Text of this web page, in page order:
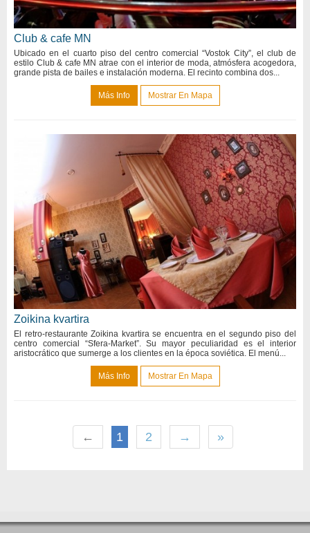
Club & cafe MN
Ubicado en el cuarto piso del centro comercial “Vostok City”, el club de
estilo Club & cafe MN atrae con el interior de moda, atmósfera acogedora,
grande pista de bailes e instalación moderna. El recinto combina dos...
Más Info Mostrar En Mapa
Zoikina kvartira
El retro-restaurante Zoikina kvartira se encuentra en el segundo piso del
centro comercial “Sfera-Market”. Su mayor peculiaridad es el interior
aristocrático que sumerge a los clientes en la época soviética. El menú...
Más Info Mostrar En Mapa
← 1 2 → »